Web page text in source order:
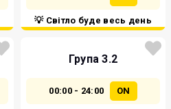
💡 Світло буде весь день
Група 3.2
00:00 - 24:00 ON